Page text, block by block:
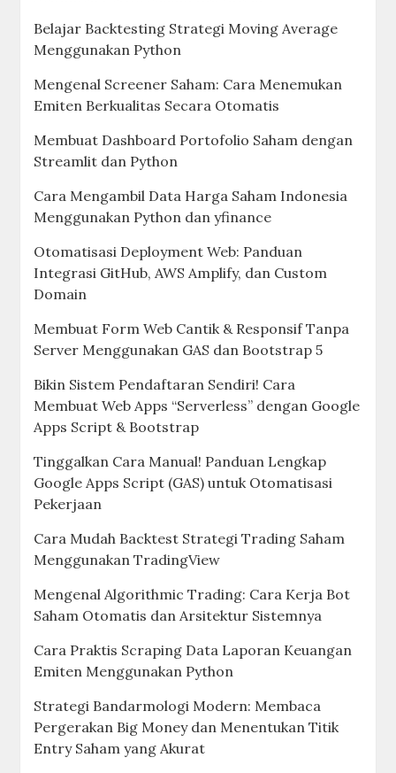
Belajar Backtesting Strategi Moving Average
Menggunakan Python
Mengenal Screener Saham: Cara Menemukan
Emiten Berkualitas Secara Otomatis
Membuat Dashboard Portofolio Saham dengan
Streamlit dan Python
Cara Mengambil Data Harga Saham Indonesia
Menggunakan Python dan yfinance
Otomatisasi Deployment Web: Panduan
Integrasi GitHub, AWS Amplify, dan Custom
Domain
Membuat Form Web Cantik & Responsif Tanpa
Server Menggunakan GAS dan Bootstrap 5
Bikin Sistem Pendaftaran Sendiri! Cara
Membuat Web Apps “Serverless” dengan Google
Apps Script & Bootstrap
Tinggalkan Cara Manual! Panduan Lengkap
Google Apps Script (GAS) untuk Otomatisasi
Pekerjaan
Cara Mudah Backtest Strategi Trading Saham
Menggunakan TradingView
Mengenal Algorithmic Trading: Cara Kerja Bot
Saham Otomatis dan Arsitektur Sistemnya
Cara Praktis Scraping Data Laporan Keuangan
Emiten Menggunakan Python
Strategi Bandarmologi Modern: Membaca
Pergerakan Big Money dan Menentukan Titik
Entry Saham yang Akurat